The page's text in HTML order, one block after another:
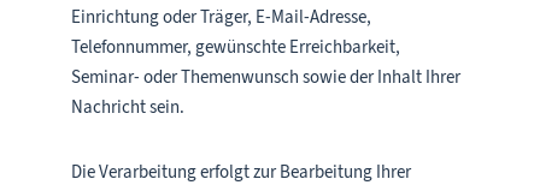
Einrichtung oder Träger, E-Mail-Adresse,
Telefonnummer, gewünschte Erreichbarkeit,
Seminar- oder Themenwunsch sowie der Inhalt Ihrer
Nachricht sein.
Die Verarbeitung erfolgt zur Bearbeitung Ihrer